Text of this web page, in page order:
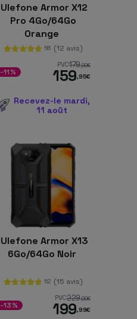
Ulefone Armor X12
Pro 4Go/64Go
Orange
56 (12 avis)
PVC179,99€
159,95€
-11%
Recevez-le mardi,
11 août
Ulefone Armor X13
6Go/64Go Noir
52 (15 avis)
PVC229,99€
199,99€
-13%